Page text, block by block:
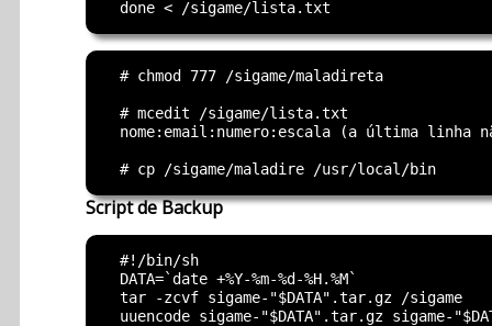
  # chmod 777 /sigame/maladireta
  # mcedit /sigame/lista.txt
nome:email:numero:escala (a última linha
Script de Backup
  #!/bin/sh
  DATA=`date +%Y-%m-%d-%H.%M`
  tar -zcvf sigame-"$DATA".tar.gz /sigame
uuencode sigame-"$DATA".tar.gz sigame-